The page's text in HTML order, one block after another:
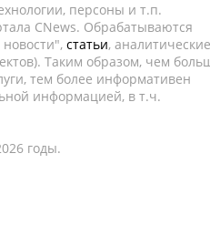
персоны и т.п.
CNews. Обрабатываются
статьи, аналитические
Таким образом, чем
тем более информативен
информацией, в т.ч.
годы.